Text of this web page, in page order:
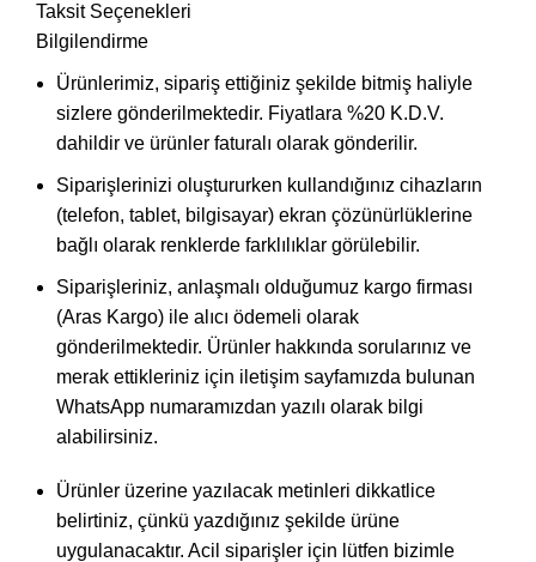
Taksit Seçenekleri
Bilgilendirme
Ürünlerimiz, sipariş ettiğiniz şekilde bitmiş haliyle
sizlere gönderilmektedir. Fiyatlara %20 K.D.V.
dahildir ve ürünler faturalı olarak gönderilir.
Siparişlerinizi oluştururken kullandığınız cihazların
(telefon, tablet, bilgisayar) ekran çözünürlüklerine
bağlı olarak renklerde farklılıklar görülebilir.
Siparişleriniz, anlaşmalı olduğumuz kargo firması
(Aras Kargo) ile alıcı ödemeli olarak
gönderilmektedir. Ürünler hakkında sorularınız ve
merak ettikleriniz için iletişim sayfamızda bulunan
WhatsApp numaramızdan yazılı olarak bilgi
alabilirsiniz.
Ürünler üzerine yazılacak metinleri dikkatlice
belirtiniz, çünkü yazdığınız şekilde ürüne
uygulanacaktır. Acil siparişler için lütfen bizimle